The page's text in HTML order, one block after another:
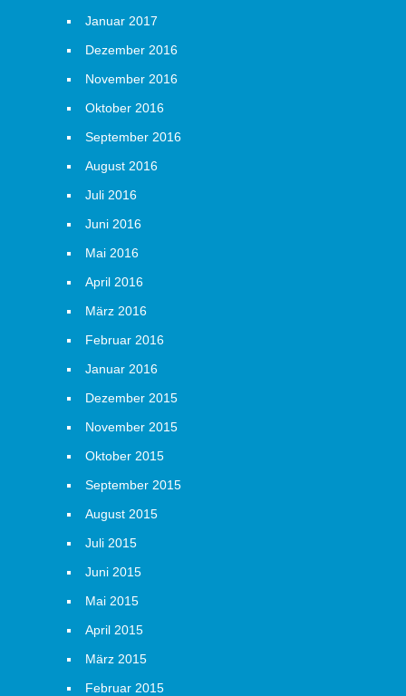
Januar 2017
Dezember 2016
November 2016
Oktober 2016
September 2016
August 2016
Juli 2016
Juni 2016
Mai 2016
April 2016
März 2016
Februar 2016
Januar 2016
Dezember 2015
November 2015
Oktober 2015
September 2015
August 2015
Juli 2015
Juni 2015
Mai 2015
April 2015
März 2015
Februar 2015